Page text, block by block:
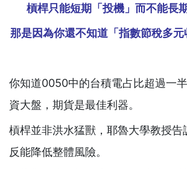
槓桿只能短期「投機」而不能長
那是因為你還不知道「指數節稅多元
你知道0050中的台積電占比超過一
資大盤，期貨是最佳利器。
槓桿並非洪水猛獸，耶魯大學教授告
反能降低整體風險。